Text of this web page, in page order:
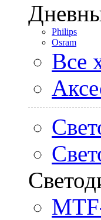
Philips
Osram
Все